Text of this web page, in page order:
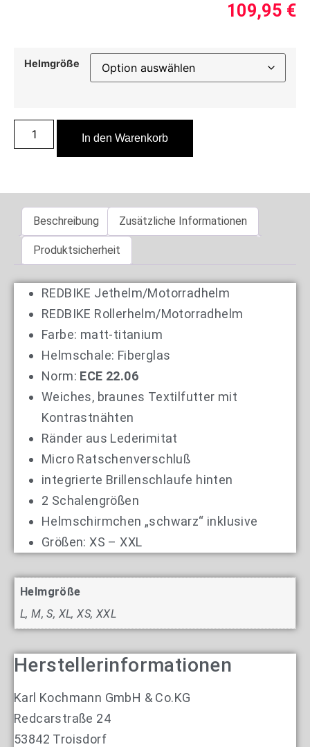
109,95 €
Helmgröße
In den Warenkorb
Beschreibung Zusätzliche Informationen
Produktsicherheit
REDBIKE Jethelm/Motorradhelm
REDBIKE Rollerhelm/Motorradhelm
Farbe: matt-titanium
Helmschale: Fiberglas
Norm: ECE 22.06
Weiches, braunes Textilfutter mit
Kontrastnähten
Ränder aus Lederimitat
Micro Ratschenverschluß
integrierte Brillenschlaufe hinten
2 Schalengrößen
Helmschirmchen „schwarz“ inklusive
Größen: XS – XXL
Helmgröße
L, M, S, XL, XS, XXL
Herstellerinformationen
Karl Kochmann GmbH & Co.KG
Redcarstraße 24
53842 Troisdorf